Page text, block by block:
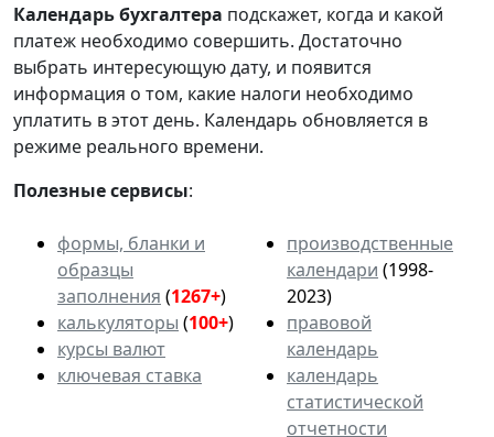
Календарьбухгалтера подскажет, когда и какой
платеж необходимо совершить. Достаточно
выбрать интересующую дату, и появится
информация о том, какие налоги необходимо
уплатить в этот день. Календарь обновляется в
режиме реального времени.
Полезные сервисы:
формы, бланки и
образцы
заполнения (1267+)
калькуляторы (100+)
курсы валют
ключевая ставка
производственные
календари (1998-
2023)
правовой
календарь
календарь
статистической
отчетности